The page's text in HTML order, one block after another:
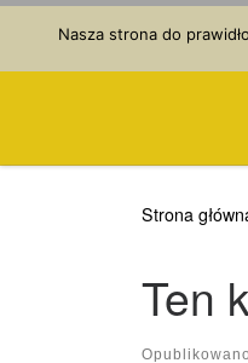
Przejdź do treści
Strona
Ten
Opublikowano
Nasza strona do